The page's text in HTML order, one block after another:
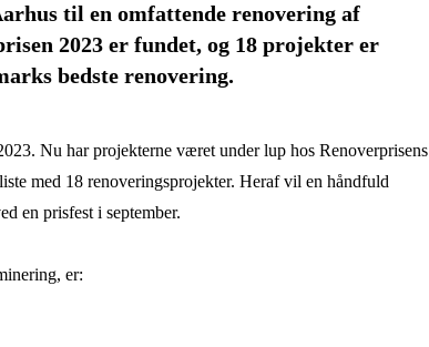
til en omfattende renovering af
2023 er fundet, og 18 projekter er
bedste renovering.
Nu har projekterne været under lup hos Renoverprisens
med 18 renoveringsprojekter. Heraf vil en håndfuld
en prisfest i september.
er: